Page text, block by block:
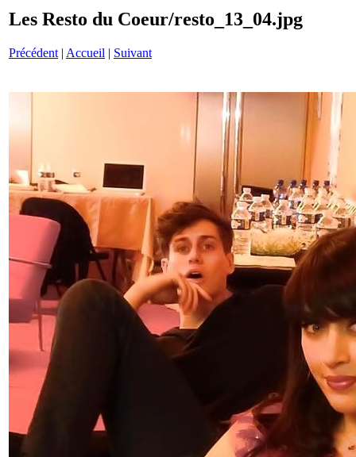
Les Resto du Coeur/resto_13_04.jpg
Précédent | Accueil | Suivant